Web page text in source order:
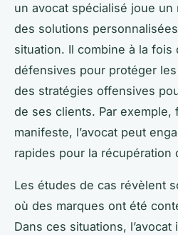
un avocat spécialisé joue
des solutions
situation. Il combine à la fois
défensives pour protéger
des stratégies offensives
de ses clients. Par exemple,
manifeste, l’avocat peut
rapides pour la récupération
Les études de cas révèlent
où des marques ont été
Dans ces situations,